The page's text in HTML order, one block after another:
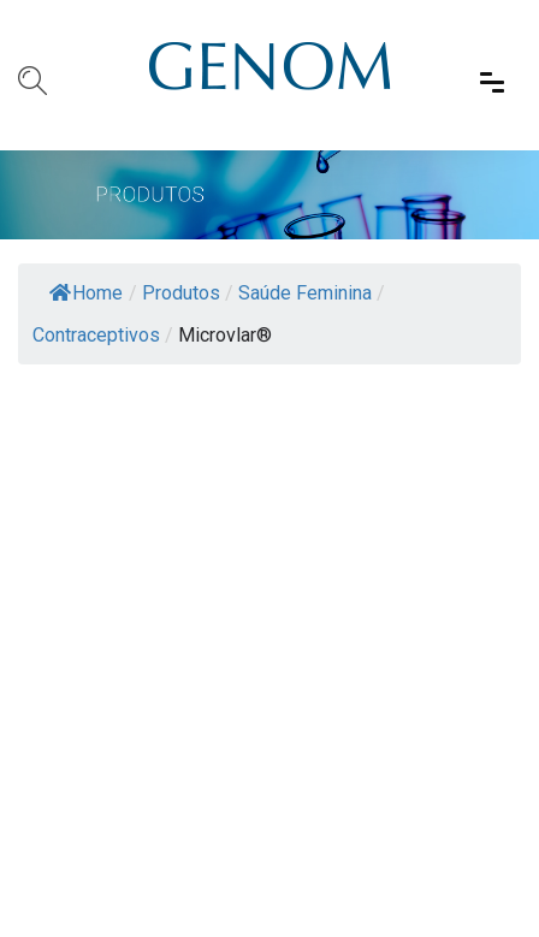
Home / Produtos / Saúde Feminina /
Contraceptivos / Microvlar®